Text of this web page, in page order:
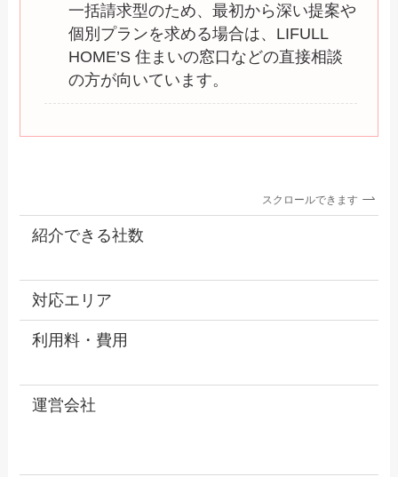
一括請求型のため、最初から深い提案や
個別プランを求める場合は、LIFULL
HOME’S 住まいの窓口などの直接相談
の方が向いています。
スクロールできます
紹介できる社数
対応エリア
利用料・費用
運営会社